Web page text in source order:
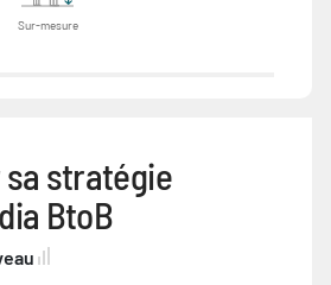
Sur-mesure
stratégie
BtoB